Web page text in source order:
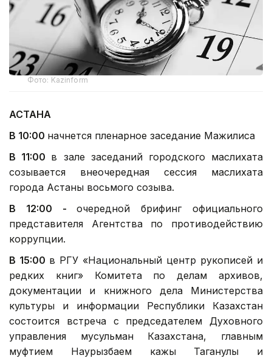
Фото: Kazinform
АСТАНА
В 10:00 начнется пленарное заседание Мажилиса
В 11:00 в зале заседаний городского маслихата
созывается внеочередная сессия маслихата
города Астаны восьмого созыва.
В 12:00 -очередной брифинг официального
представителя Агентства по противодействию
коррупции.
В 15:00 в РГУ «Национальный центр рукописей и
редких книг» Комитета по делам архивов,
документации и книжного дела Министерства
культуры и информации Республики Казахстан
состоится встреча с председателем Духовного
управления мусульман Казахстана, главным
муфтием Наурызбаем кажы Таганулы и